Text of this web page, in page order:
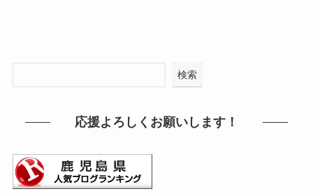
検索
応援よろしくお願いします！